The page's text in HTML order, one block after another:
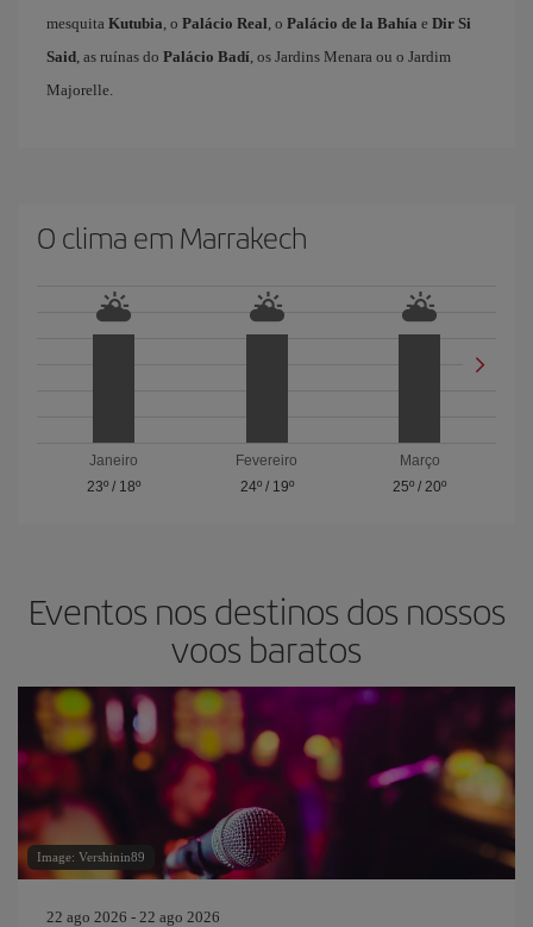
mesquita Kutubia, o Palácio Real, o Palácio de la Bahía e Dir Si
Said, as ruínas do Palácio Badí, os Jardins Menara ou o Jardim
Majorelle.
O clima em Marrakech
Janeiro
23º/ 18º
Fevereiro
24º/ 19º
Março
25º /20º
Eventos nos destinos dos nossos
voos baratos
Image: Vershinin89
22 ago 2026 - 22 ago 2026